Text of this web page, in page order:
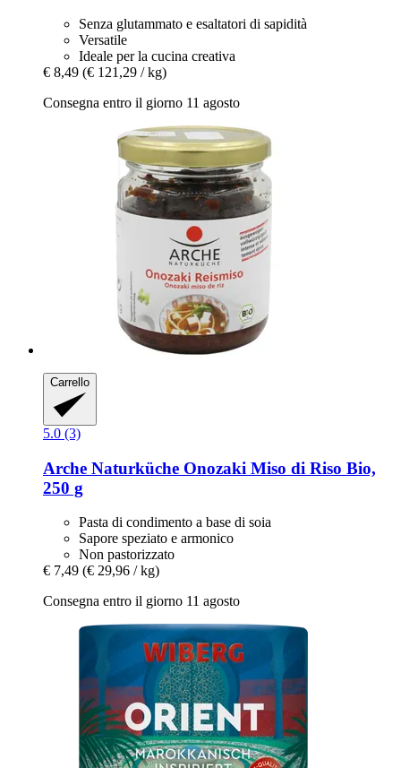
Senza glutammato e esaltatori di sapidità
Versatile
Ideale per la cucina creativa
€ 8,49 (€ 121,29 / kg)
Consegna entro il giorno 11 agosto
Carrello
5.0 (3)
Arche Naturküche Onozaki Miso di Riso Bio,
250 g
Pasta di condimento a base di soia
Sapore speziato e armonico
Non pastorizzato
€ 7,49 (€ 29,96 / kg)
Consegna entro il giorno 11 agosto